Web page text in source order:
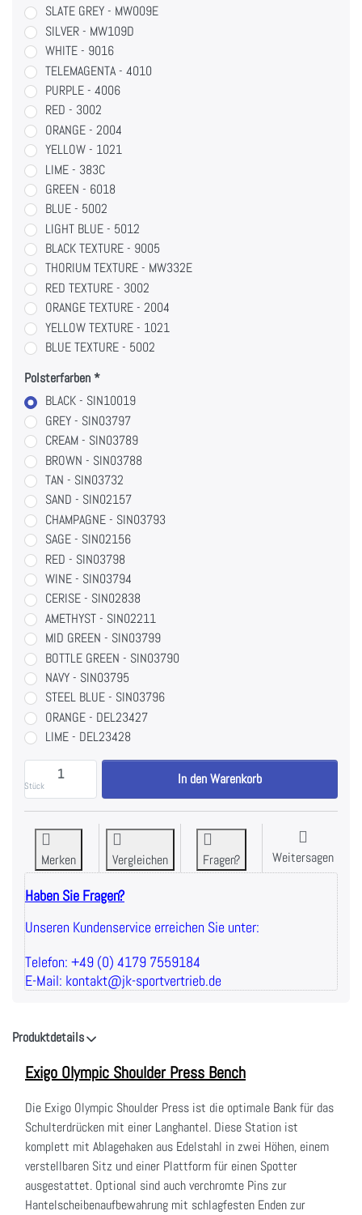
SLATE GREY - MW009E
SILVER - MW109D
WHITE - 9016
TELEMAGENTA - 4010
PURPLE - 4006
RED - 3002
ORANGE - 2004
YELLOW - 1021
LIME - 383C
GREEN - 6018
BLUE - 5002
LIGHT BLUE - 5012
BLACK TEXTURE - 9005
THORIUM TEXTURE - MW332E
RED TEXTURE - 3002
ORANGE TEXTURE - 2004
YELLOW TEXTURE - 1021
BLUE TEXTURE - 5002
Polsterfarben
BLACK - SIN10019
GREY - SIN03797
CREAM - SIN03789
BROWN - SIN03788
TAN - SIN03732
SAND - SIN02157
CHAMPAGNE - SIN03793
SAGE - SIN02156
RED - SIN03798
WINE - SIN03794
CERISE - SIN02838
AMETHYST - SIN02211
MID GREEN - SIN03799
BOTTLE GREEN - SIN03790
NAVY - SIN03795
STEEL BLUE - SIN03796
ORANGE - DEL23427
LIME - DEL23428
Stück
Exigo Olympic Shoulder Press Bench zu 1.763,87 €,
In den Warenkorb
Merken Vergleichen Fragen? Weitersagen
Haben Sie Fragen?
Unseren Kundenservice erreichen Sie unter:
Telefon: +49 (0) 4179 7559184
E-Mail: kontakt@jk-sportvertrieb.de
Produktdetails
Exigo Olympic Shoulder Press Bench
Die Exigo Olympic Shoulder Press ist die optimale Bank für das
Schulterdrücken mit einer Langhantel. Diese Station ist
komplett mit Ablagehaken aus Edelstahl in zwei Höhen, einem
verstellbaren Sitz und einer Plattform für einen Spotter
ausgestattet. Optional sind auch verchromte Pins zur
Hantelscheibenaufbewahrung mit schlagfesten Enden zur